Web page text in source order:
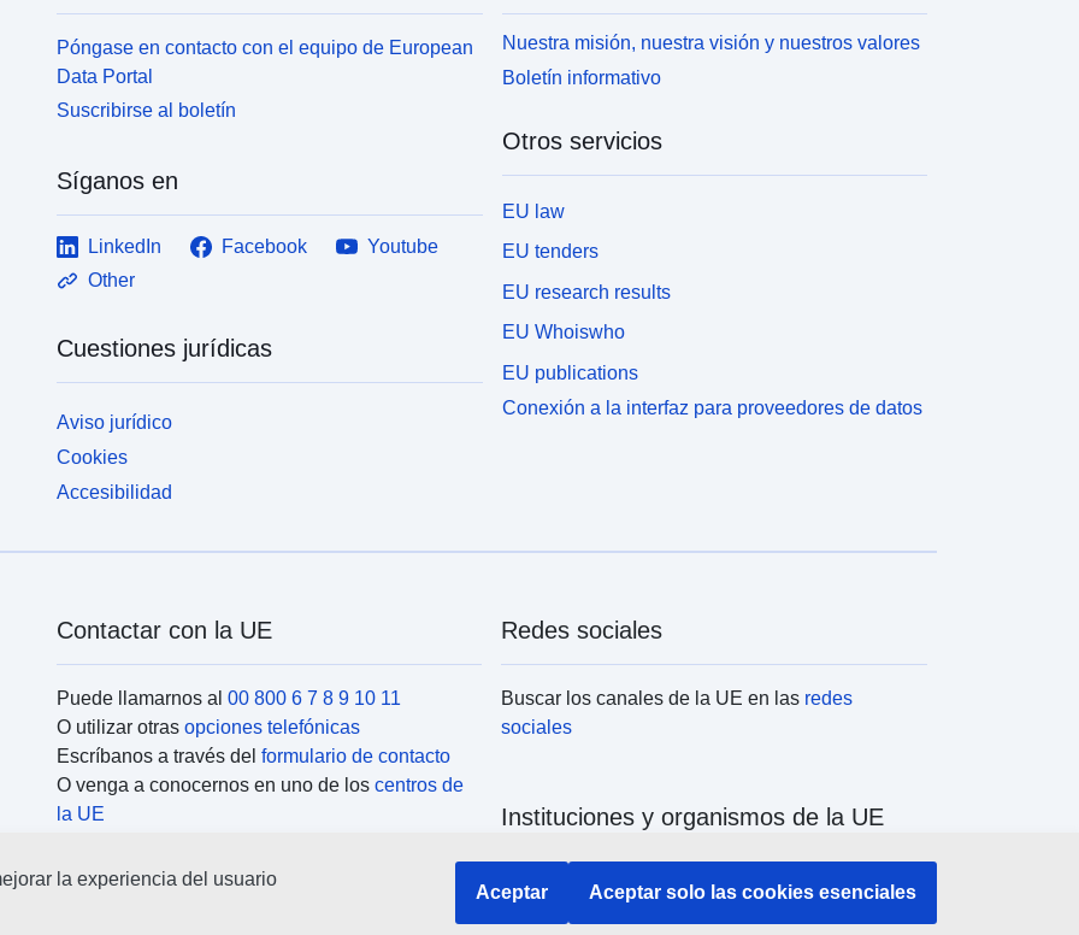
Póngase en contacto con el equipo de European
Data Portal
Suscribirse al boletín
Síganos en
LinkedIn Facebook
Youtube
Other
Cuestiones jurídicas
Aviso jurídico
Cookies
Accesibilidad
Nuestra misión, nuestra visión y nuestros valores
Boletín informativo
Otros servicios
EU law
EU tenders
EU research results
EU Whoiswho
EU publications
Conexión a la interfaz para proveedores de datos
Contactar con la UE
Puede llamarnos al 00 800 6 7 8 9 10 11
O utilizar otras opciones telefónicas
Escríbanos a través del formulario de contacto
O venga a conocernos en uno de los centros de
la UE
Redes sociales
Buscar los canales de la UE en las redes
sociales
Instituciones y organismos de la UE
Buscar todas las instituciones y órganos de la UE
la experiencia del usuario
Aceptar Aceptar solo las cookies esenciales